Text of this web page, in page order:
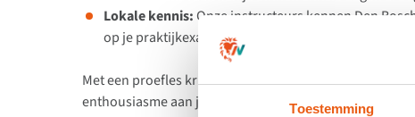
Toestemming
Lokale kennis:Onze instructeurs kennen Den
op je praktijkexamen.
Met een proefles krijg je niet alleen een goed beeld
enthousiasme aan je rijopleiding te beginnen.